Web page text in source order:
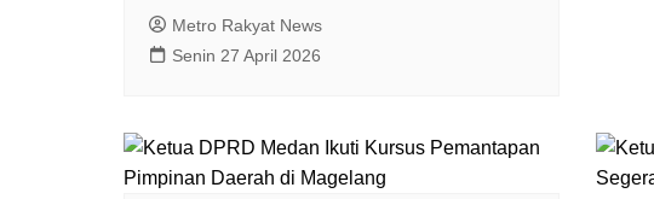
Metro Rakyat News
Senin 27 April 2026